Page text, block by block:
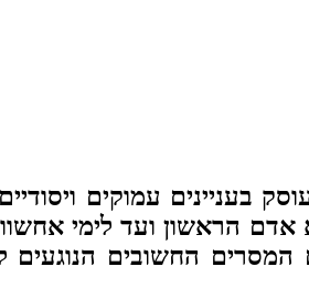
בעניינים עמוקים
הראשון ועד לימי
המסרים החשובים